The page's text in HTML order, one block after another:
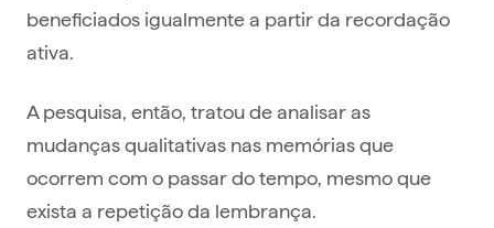
beneficiados igualmente a partir da recordação
ativa.
A pesquisa, então, tratou de analisar as
mudanças qualitativas nas memórias que
ocorrem com o passar do tempo, mesmo que
exista a repetição da lembrança.